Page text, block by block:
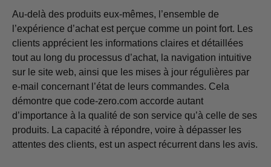
Au-delà des produits eux-mêmes, l’ensemble de
l’expérience d’achat est perçue comme un point fort. Les
clients apprécient les informations claires et détaillées
tout au long du processus d’achat, la navigation intuitive
sur le site web, ainsi que les mises à jour régulières par
e-mail concernant l’état de leurs commandes. Cela
démontre que code-zero.com accorde autant
d’importance à la qualité de son service qu’à celle de ses
produits. La capacité à répondre, voire à dépasser les
attentes des clients, est un aspect récurrent dans les avis.